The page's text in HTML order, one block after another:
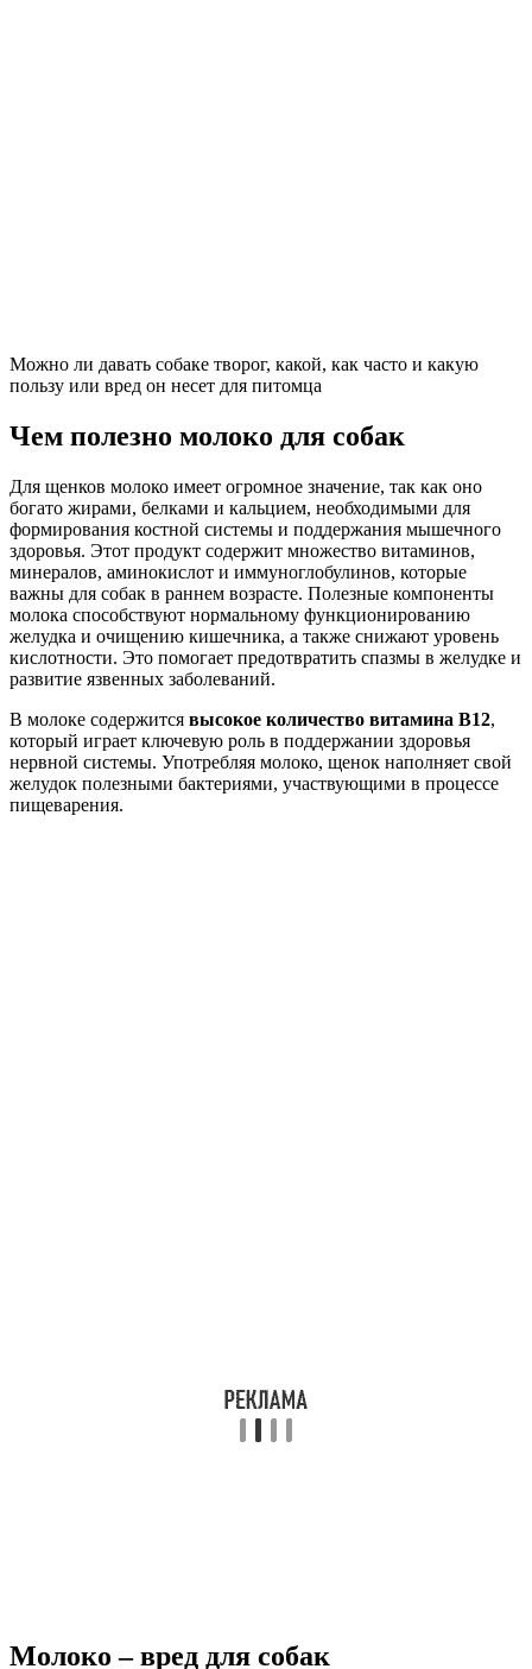
Можно ли давать собаке творог, какой, как часто и какую
пользу или вред он несет для питомца
Чем полезно молоко для собак
Для щенков молоко имеет огромное значение, так как оно
богато жирами, белками и кальцием, необходимыми для
формирования костной системы и поддержания мышечного
здоровья. Этот продукт содержит множество витаминов,
минералов, аминокислот и иммуноглобулинов, которые
важны для собак в раннем возрасте. Полезные компоненты
молока способствуют нормальному функционированию
желудка и очищению кишечника, а также снижают уровень
кислотности. Это помогает предотвратить спазмы в желудке и
развитие язвенных заболеваний.
В молоке содержится высокое количество витамина В12,
который играет ключевую роль в поддержании здоровья
нервной системы. Употребляя молоко, щенок наполняет свой
желудок полезными бактериями, участвующими в процессе
пищеварения.
Молоко – вред для собак